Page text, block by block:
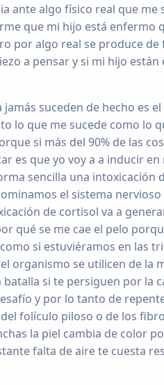
ante algo físico real que me
que mi hijo está enfermo
por algo real se produce
a pensar y si mi hijo
suceden de hecho es
lo que me sucede como lo
si más del 90% de las
es que yo voy a a inducir
sencilla una intoxicación
el sistema
de cortisol va a
qué se me cae el pelo
si estuviéramos en las
organismo se utilicen de la
si te persiguen por la
y por lo tanto de
folículo piloso o de los
la piel cambia de color
falta de aire te cuesta